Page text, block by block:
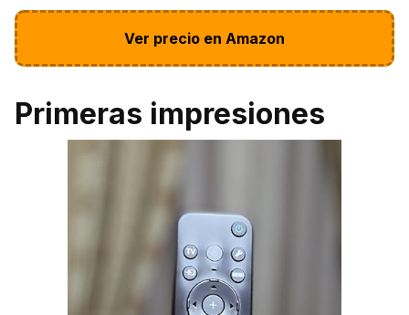
Ver precio en Amazon
Primeras impresiones